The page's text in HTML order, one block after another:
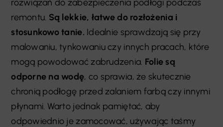
rozwiązań do zabezpieczenia podłogi podczas
remontu. Są lekkie, łatwe do rozłożenia i
stosunkowo tanie. Idealnie sprawdzają się przy
malowaniu, tynkowaniu czy innych pracach, które
mogą powodować zabrudzenia. Folie są
odporne na wodę, co sprawia, że skutecznie
chronią podłogę przed zalaniem farbą czy innymi
płynami. Warto jednak pamiętać, aby
odpowiednio je zamocować, używając taśmy